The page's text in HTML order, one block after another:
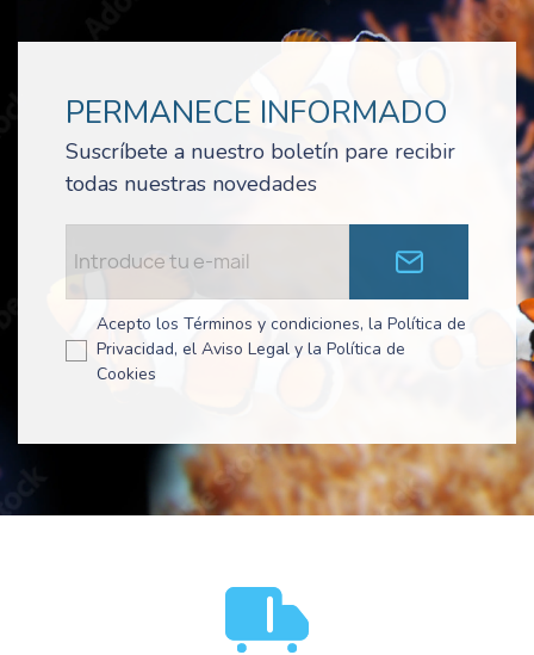
PERMANECE INFORMADO
Suscríbete a nuestro boletín pare recibir
todas nuestras novedades
Acepto los Términos y condiciones, la Política de
Privacidad, el Aviso Legal y la Política de
Cookies